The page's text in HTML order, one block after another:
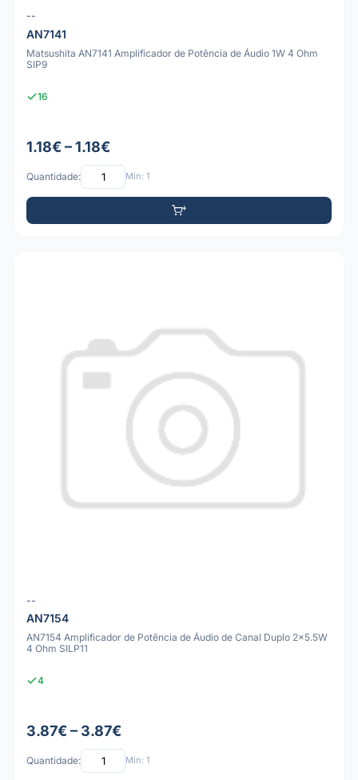
--
AN7141
Matsushita AN7141 Amplificador de Potência de Áudio 1W 4 Ohm
SIP9
16
1.18€ – 1.18€
Quantidade: Mín: 1
--
AN7154
AN7154 Amplificador de Potência de Áudio de Canal Duplo 2x5.5W
4 Ohm SILP11
4
3.87€ – 3.87€
Quantidade: Mín: 1